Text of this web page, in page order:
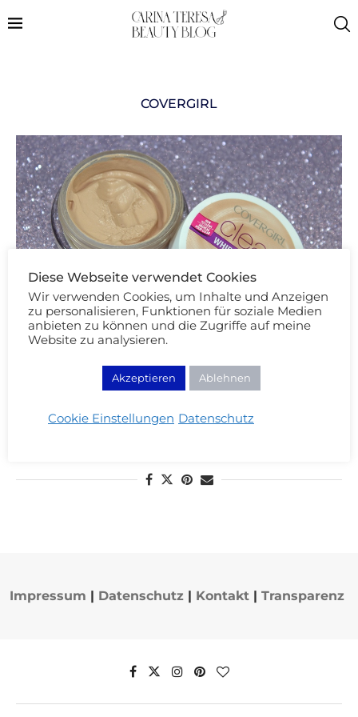
COVERGIRL
Cover Girl – Whipped Creme Foundation
Impressum | Datenschutz | Kontakt | Transparenz
Diese Webseite verwendet Cookies
Wir verwenden Cookies, um Inhalte und Anzeigen
zu personalisieren, Funktionen für soziale Medien
anbieten zu können und die Zugriffe auf meine
Website zu analysieren.
Akzeptieren Ablehnen
Cookie Einstellungen Datenschutz